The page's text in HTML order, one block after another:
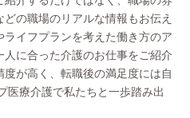
の職場のリアルな情報もお伝え
ライフプランを考えた働き方のア
人に合った介護のお仕事をご紹介
が高く、転職後の満足度には自
医療介護で私たちと一歩踏み出